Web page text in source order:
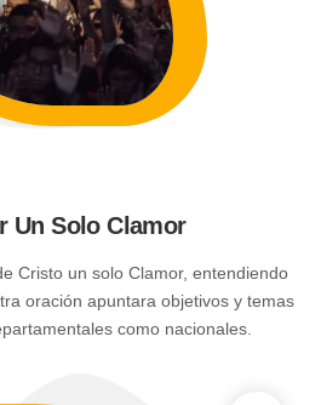
Un Solo Clamor
Cristo un solo Clamor, entendiendo
oración apuntara objetivos y temas
como nacionales.